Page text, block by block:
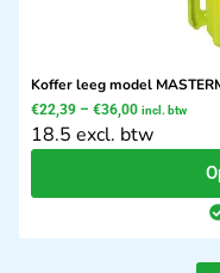
Koffer leeg model
€22,39 – €36,00 incl. btw
18.5 excl. btw